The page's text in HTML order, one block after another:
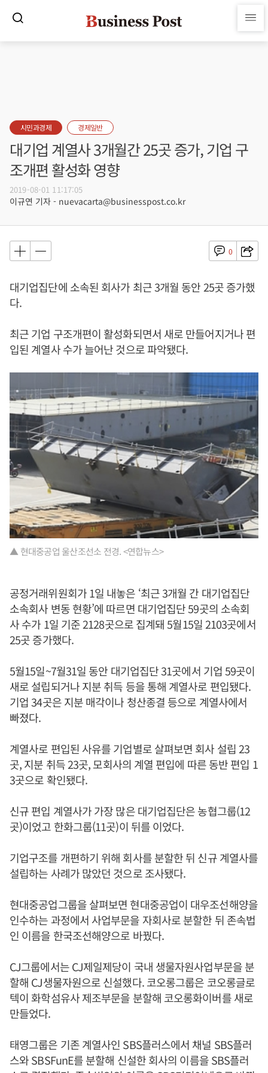
시민과경제 경제일반
대기업 계열사 3개월간 25곳 증가, 기업 구
조개편 활성화 영향
2019-08-01 11:17:05
이규연 기자 - nuevacarta@businesspost.co.kr
0
대기업집단에 소속된 회사가 최근 3개월 동안 25곳 증가했
다.
최근 기업 구조개편이 활성화되면서 새로 만들어지거나 편
입된 계열사 수가 늘어난 것으로 파악됐다.
▲ 현대중공업 울산조선소 전경. <연합뉴스>
공정거래위원회가 1일 내놓은 ‘최근 3개월 간 대기업집단
소속회사 변동 현황’에 따르면 대기업집단 59곳의 소속회
사 수가 1일 기준 2128곳으로 집계돼 5월15일 2103곳에서
25곳 증가했다.
5월15일~7월31일 동안 대기업집단 31곳에서 기업 59곳이
새로 설립되거나 지분 취득 등을 통해 계열사로 편입됐다.
기업 34곳은 지분 매각이나 청산종결 등으로 계열사에서
빠졌다.
계열사로 편입된 사유를 기업별로 살펴보면 회사 설립 23
곳, 지분 취득 23곳, 모회사의 계열 편입에 따른 동반 편입 1
3곳으로 확인됐다.
신규 편입 계열사가 가장 많은 대기업집단은 농협그룹(12
곳)이었고 한화그룹(11곳)이 뒤를 이었다.
기업구조를 개편하기 위해 회사를 분할한 뒤 신규 계열사를
설립하는 사례가 많았던 것으로 조사됐다.
현대중공업그룹을 살펴보면 현대중공업이 대우조선해양을
인수하는 과정에서 사업부문을 자회사로 분할한 뒤 존속법
인 이름을 한국조선해양으로 바꿨다.
CJ그룹에서는 CJ제일제당이 국내 생물자원사업부문을 분
할해 CJ생물자원으로 신설했다. 코오롱그룹은 코오롱글로
텍이 화학섬유사 제조부문을 분할해 코오롱화이버를 새로
만들었다.
태영그룹은 기존 계열사인 SBS플러스에서 채널 SBS플러
스와 SBSFunE를 분할해 신설한 회사의 이름을 SBS플러